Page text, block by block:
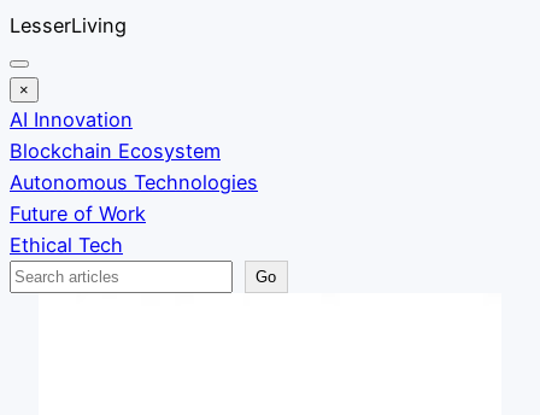
Skip
to
content
LesserLiving
×
AI Innovation
Blockchain Ecosystem
Autonomous Technologies
Future of Work
Ethical Tech
Search
Go